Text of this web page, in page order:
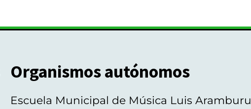
Organismos autónomos
Escuela Municipal de Música Luis Aramburu